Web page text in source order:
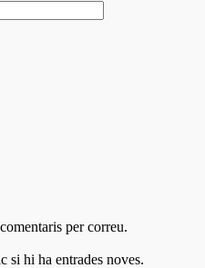
per correu.
si hi ha entrades noves.